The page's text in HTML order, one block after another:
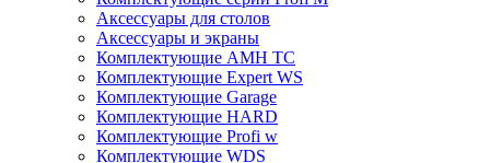
Аксессуары для столов
Аксессуары и экраны
Комплектующие AMH TC
Комплектующие Expert WS
Комплектующие Garage
Комплектующие HARD
Комплектующие Profi w
Комплектующие WDS